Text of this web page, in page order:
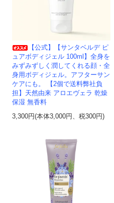
【公式】【サンタベルデ ピ
ュアボディジェル 100ml】全身を
みずみずしく潤してくれる顔・全
身用ボディジェル。アフターサン
ケアにも。 【2個で送料弊社負
担】天然由来 アロエヴェラ 乾燥
保湿 無香料
3,300円(本体3,000円、税300円)